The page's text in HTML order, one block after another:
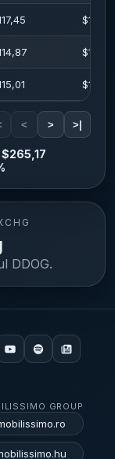
$
$
$
< > >|
$265,17
DDOG.
GROUP